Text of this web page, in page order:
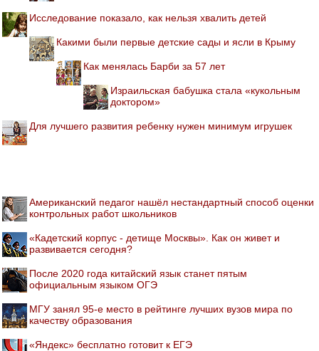
Исследование показало, как нельзя хвалить детей
Какими были первые детские сады и ясли в Крыму
Как менялась Барби за 57 лет
Израильская бабушка стала «кукольным
доктором»
Для лучшего развития ребенку нужен минимум игрушек
Американский педагог нашёл нестандартный способ оценки
контрольных работ школьников
«Кадетский корпус - детище Москвы». Как он живет и
развивается сегодня?
После 2020 года китайский язык станет пятым
официальным языком ОГЭ
МГУ занял 95-е место в рейтинге лучших вузов мира по
качеству образования
«Яндекс» бесплатно готовит к ЕГЭ